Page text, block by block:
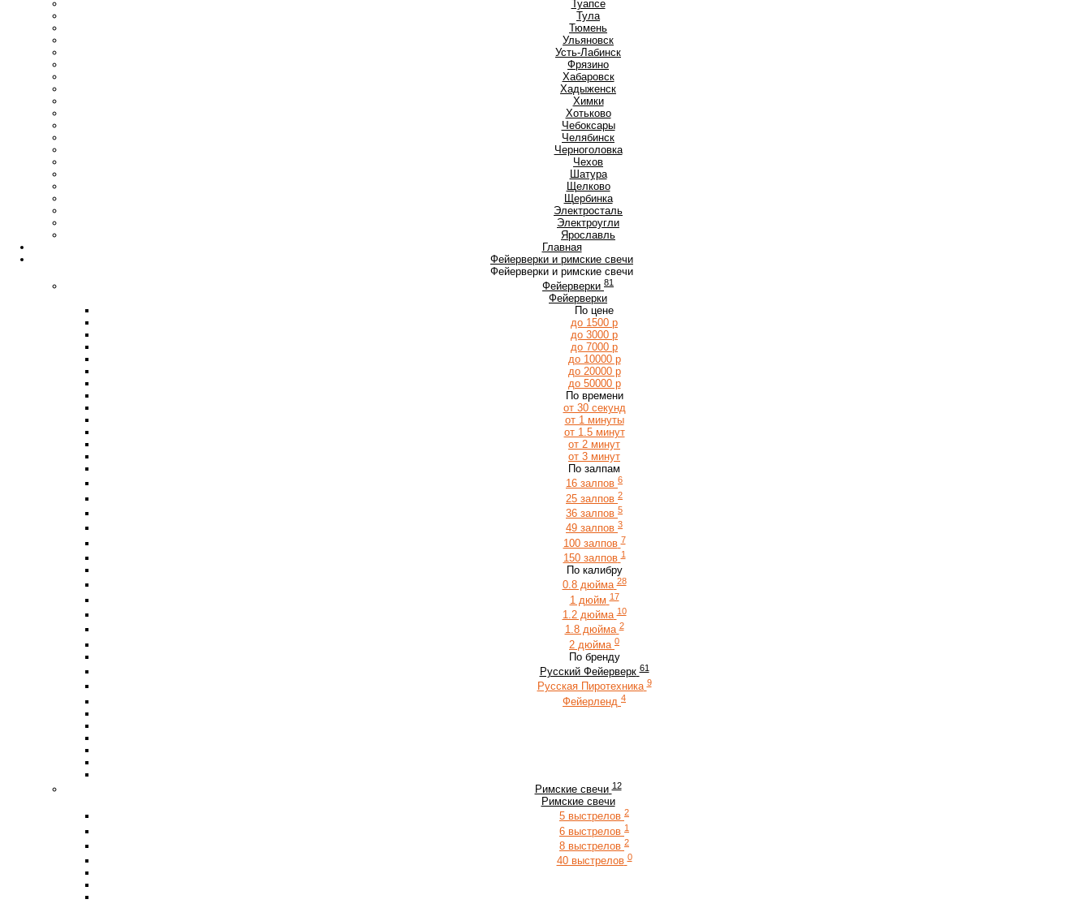
Туапсе
Тула
Тюмень
Ульяновск
Усть-Лабинск
Фрязино
Хабаровск
Хадыженск
Химки
Хотьково
Чебоксары
Челябинск
Черноголовка
Чехов
Шатура
Щелково
Щербинка
Электросталь
Электроугли
Ярославль
Главная
Фейерверки и римские свечи
Фейерверки и римские свечи
Фейерверки 81
Фейерверки
По цене
до 1500 р
до 3000 р
до 7000 р
до 10000 р
до 20000 р
до 50000 р
По времени
от 30 секунд
от 1 минуты
от 1.5 минут
от 2 минут
от 3 минут
По залпам
16 залпов 6
25 залпов 2
36 залпов 5
49 залпов 3
100 залпов 7
150 залпов 1
По калибру
0.8 дюйма 28
1 дюйм 17
1.2 дюйма 10
1.8 дюйма 2
2 дюйма 0
По бренду
Русский Фейерверк 61
Русская Пиротехника 9
Фейерленд 4
Римские свечи 12
Римские свечи
5 выстрелов 2
6 выстрелов 1
8 выстрелов 2
40 выстрелов 0